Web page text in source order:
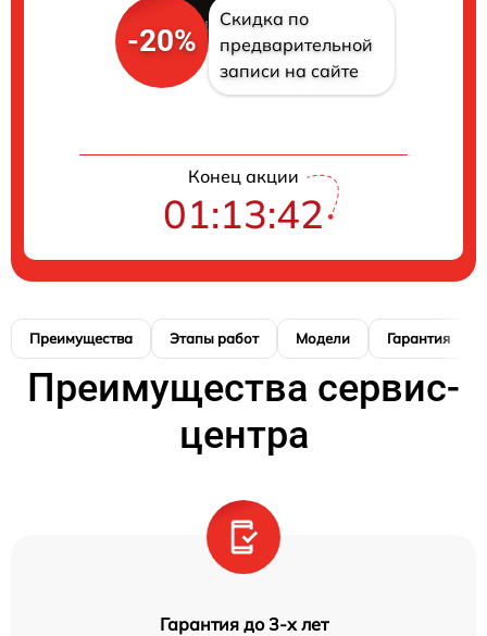
-20%
Скидка по
предварительной
записи на сайте
Конец акции
01:13:41
Преимущества Этапы работ Модели Гарантия
Преимущества сервис-
центра
Гарантия до 3-х лет